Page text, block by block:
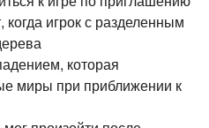
игрок с разделенным
которая
миры при приближении к